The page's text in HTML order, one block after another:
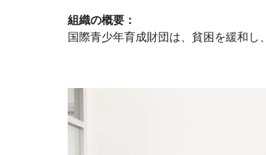
組織の概要：
国際青少年育成財団は、貧困を緩和し